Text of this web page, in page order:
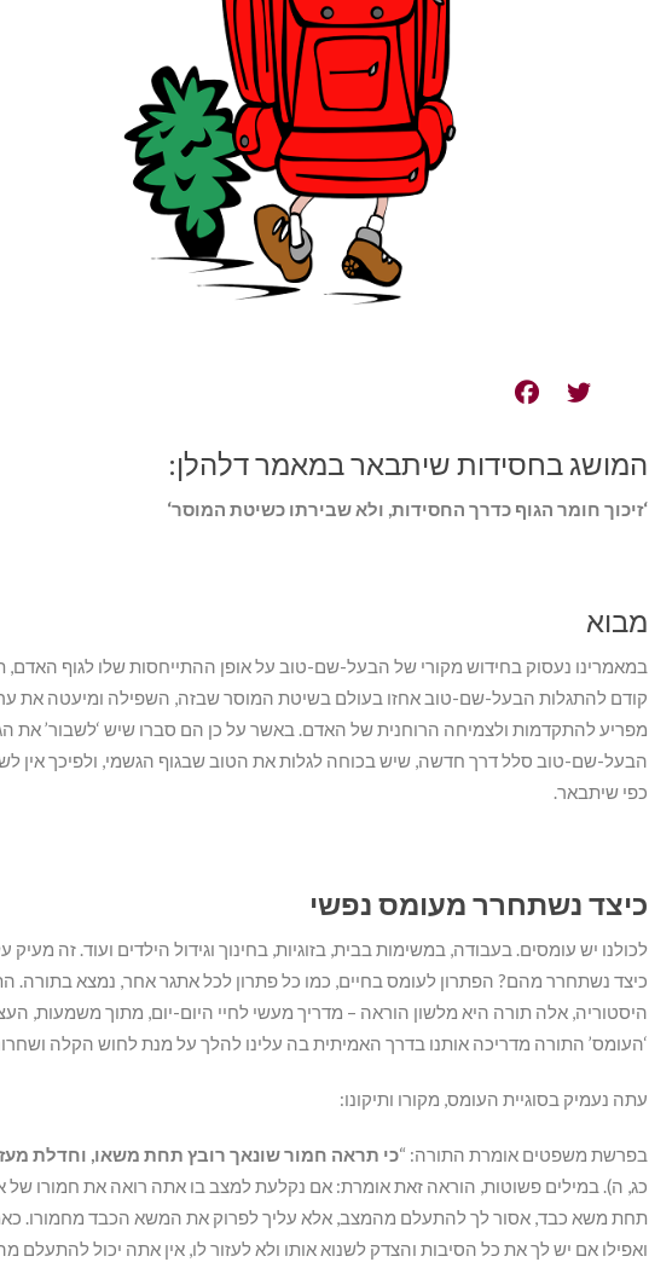
המושג בחסידות שיתבאר במאמר דלהלן:
‘זיכוך חומר הגוף כדרך החסידות, ולא שבירתו כשיטת המוסר‘
מבוא
במאמרינו נעסוק בחידוש מקורי של הבעל-שם-טוב על אופן ההתייחסות שלו לגוף האדם,
קודם להתגלות הבעל-שם-טוב אחזו בעולם בשיטת המוסר שבזה, השפילה ומיעטה את
מפריע להתקדמות ולצמיחה הרוחנית של האדם. באשר על כן הם סברו שיש ‘לשבור’ את
הבעל-שם-טוב סלל דרך חדשה, שיש בכוחה לגלות את הטוב שבגוף הגשמי, ולפיכך אין
כפי שיתבאר.
כיצד נשתחרר מעומס נפשי
לכולנו יש עומסים. בעבודה, במשימות בבית, בזוגיות, בחינוך וגידול הילדים ועוד. זה מעיק
כיצד נשתחרר מהם? הפתרון לעומס בחיים, כמו כל פתרון לכל אתגר אחר, נמצא בתורה.
היסטוריה, אלה תורה היא מלשון הוראה – מדריך מעשי לחיי היום-יום, מתוך משמעות,
‘העומס’ התורה מדריכה אותנו בדרך האמיתית בה עלינו להלך על מנת לחוש הקלה
עתה נעמיק בסוגיית העומס, מקורו ותיקונו:
בפרשת משפטים אומרת התורה: “כי תראה חמור שונאך רובץ תחת משאו, וחדלת
כג, ה). במילים פשוטות, הוראה זאת אומרת: אם נקלעת למצב בו אתה רואה את חמורו של
תחת משא כבד, אסור לך להתעלם מהמצב, אלא עליך לפרוק את המשא הכבד מחמורו.
ואפילו אם יש לך את כל הסיבות והצדק לשנוא אותו ולא לעזור לו, אין אתה יכול להתעלם